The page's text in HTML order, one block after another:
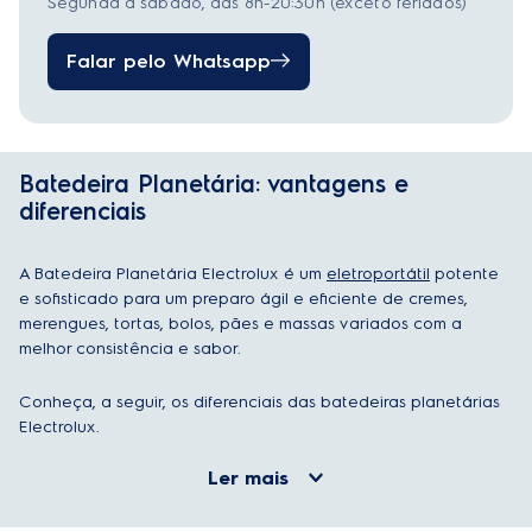
Falar pelo Whatsapp
Batedeira Planetária: vantagens e
diferenciais
A Batedeira Planetária Electrolux é um eletroportátil potente
e sofisticado para um preparo ágil e eficiente de cremes,
merengues, tortas, bolos, pães e massas variados com a
melhor consistência e sabor.
Conheça, a seguir, os diferenciais das batedeiras planetárias
Electrolux.
Ler mais